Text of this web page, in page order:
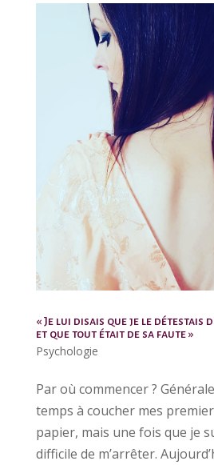
« Je lui disais que je le détestais
et que tout était de sa faute »
Psychologie
Par où commencer ?
temps à coucher mes
papier, mais une fois que je
difficile de m’arrêter.